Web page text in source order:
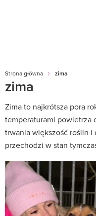
Strona główna zima
zima
Zima to najkrótsza pora
temperaturami powietrza
trwania większość roślin
przechodzi w stan